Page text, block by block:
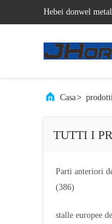
Hebei donwel
Casa>
TUTTI I
Parti anteriori
(386)
stalle europee